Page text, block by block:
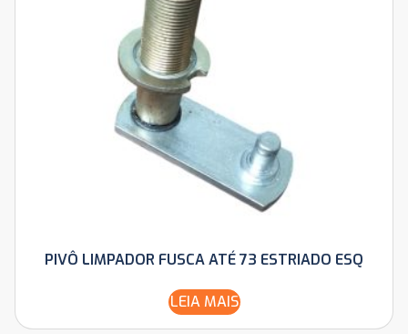
PIVÔ LIMPADOR FUSCA ATÉ 73 ESTRIADO ESQ
LEIA MAIS